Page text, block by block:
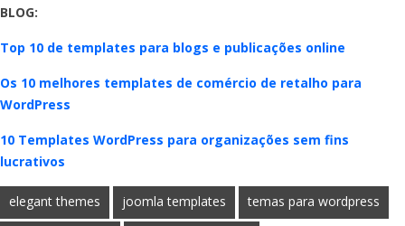
BLOG:
Top 10 de templates para blogs e publicações online
Os 10 melhores templates de comércio de retalho para
WordPress
10 Templates WordPress para organizações sem fins
lucrativos
elegant themes joomla templates temas para wordpress